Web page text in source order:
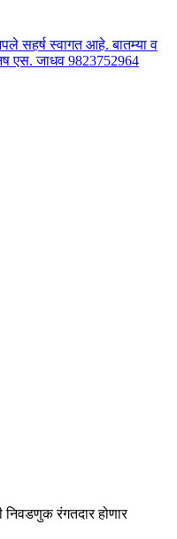
सहर्ष स्वागत आहे. बातम्या व
एस. जाधव 9823752964
निवडणुक रंगतदार होणार